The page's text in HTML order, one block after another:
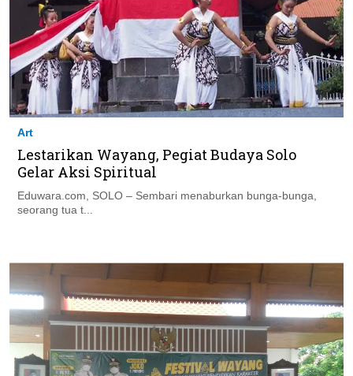
Art
Lestarikan Wayang, Pegiat Budaya Solo
Gelar Aksi Spiritual
Eduwara.com, SOLO – Sembari menaburkan bunga-bunga,
seorang tua t...